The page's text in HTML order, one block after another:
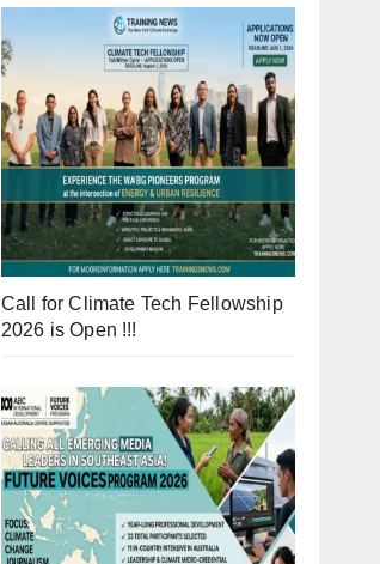
Call for Climate Tech Fellowship
2026 is Open !!!